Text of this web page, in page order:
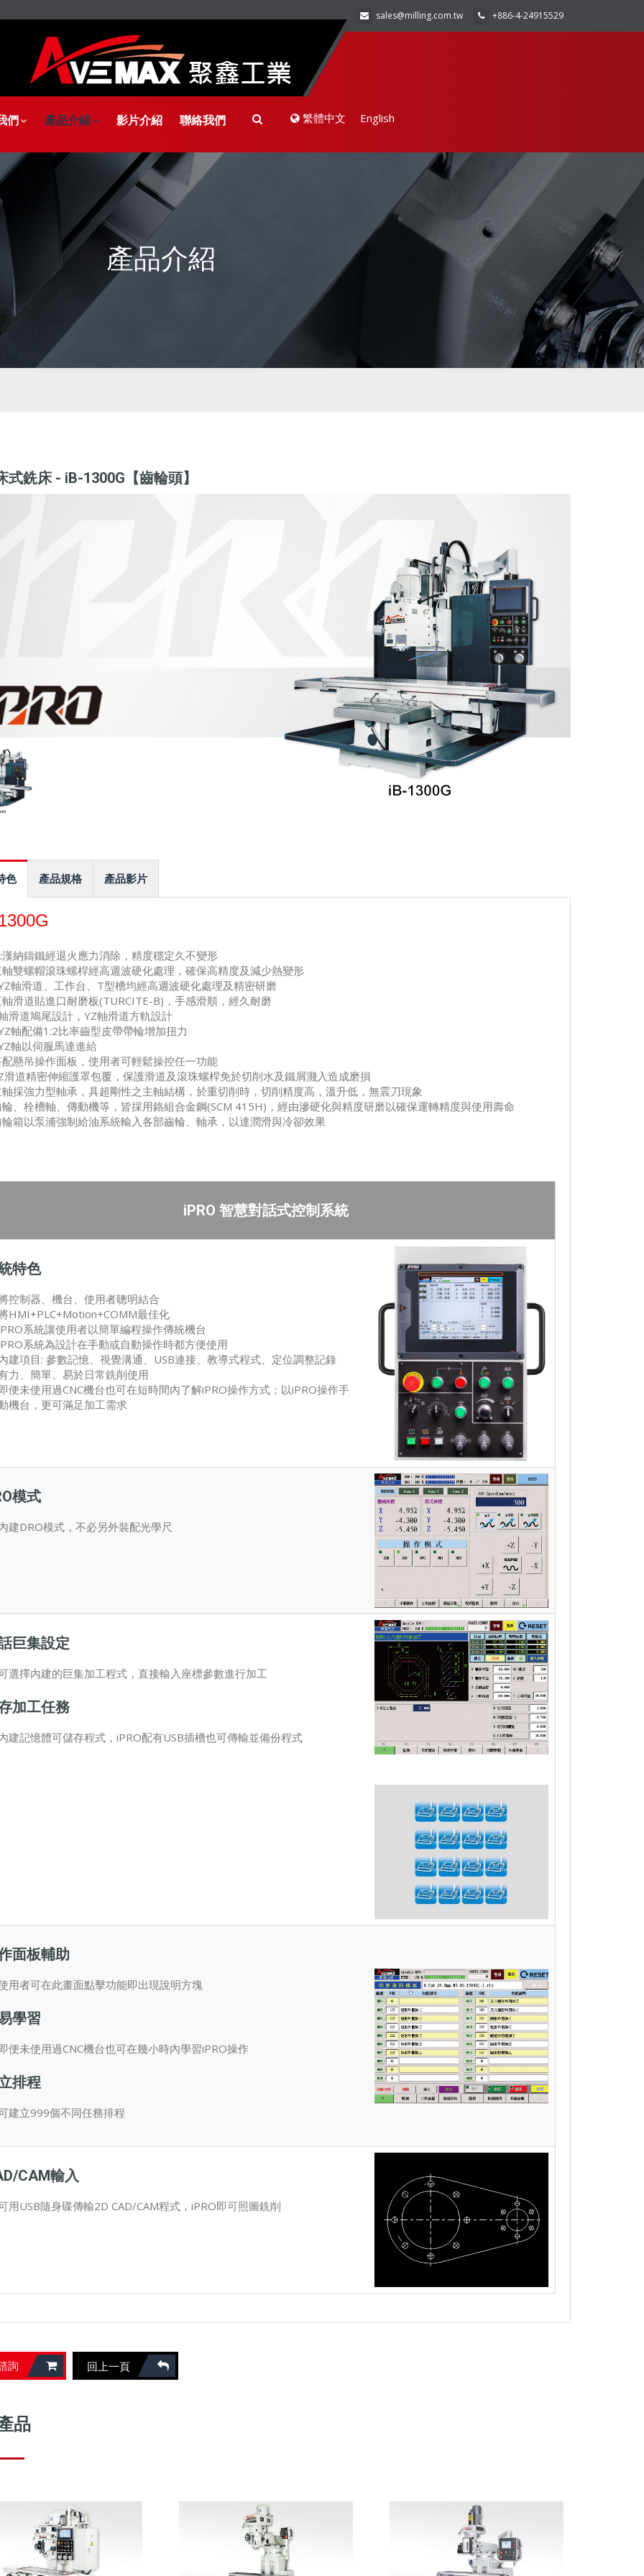
sales@milling.com.tw +886-4-24915529
繁體中文 English
們 產品介紹 影片介紹 聯絡我們
產品介紹
式銑床 - iB-1300G【齒輪頭】
色 產品規格 產品影片
納鑄鐵經退火應力消除，精度穩定久不變形
雙螺帽滾珠螺桿經高週波硬化處理，確保高精度及減少熱變形
軸滑道、工作台、T型槽均經高週波硬化處理及精密研磨
滑道貼進口耐磨板(TURCITE-B)，手感滑順，經久耐磨
滑道鳩尾設計，YZ軸滑道方軌設計
軸配備1:2比率齒型皮帶帶輪增加扭力
軸以伺服馬達進給
懸吊操作面板，使用者可輕鬆操控任一功能
滑道精密伸縮護罩包覆，保護滑道及滾珠螺桿免於切削水及鐵屑濺入造成磨損
採強力型軸承，具超剛性之主軸結構，於重切削時，切削精度高，溫升低，無震刀現象
、栓槽軸、傳動機等，皆採用鉻組合金鋼(SCM 415H)，經由滲硬化與精度研磨以確保運轉精度與使用壽命
箱以泵浦強制給油系統輸入各部齒輪、軸承，以達潤滑與冷卻效果
iPRO 智慧對話式控制系統
特色
控制器、機台、使用者聰明結合
HMI+PLC+Motion+COMM最佳化
系統讓使用者以簡單編程操作傳統機台
系統為設計在手動或自動操作時都方便使用
建項目: 參數記憶、視覺溝通、USB連接、教導式程式、定位調整記錄
力、簡單、易於日常銑削使用
便未使用過CNC機台也可在短時間內了解iPRO操作方式；以iPRO操作手
機台，更可滿足加工需求
模式
建DRO模式，不必另外裝配光學尺
巨集設定
選擇內建的巨集加工程式，直接輸入座標參數進行加工
加工任務
建記憶體可儲存程式，iPRO配有USB插槽也可傳輸並備份程式
面板輔助
用者可在此畫面點擊功能即出現說明方塊
學習
便未使用過CNC機台也可在幾小時內學習iPRO操作
排程
建立999個不同任務排程
CAM輸入
用USB隨身碟傳輸2D CAD/CAM程式，iPRO即可照圖銑削
詢 回上一頁
品